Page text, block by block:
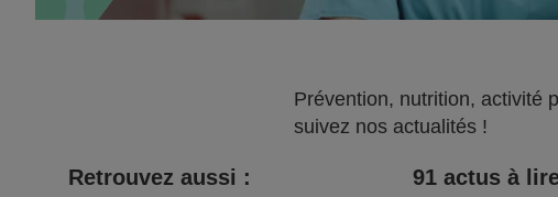
Prévention, nutrition, activité
suivez nos actualités !
Retrouvez aussi : 91actus à